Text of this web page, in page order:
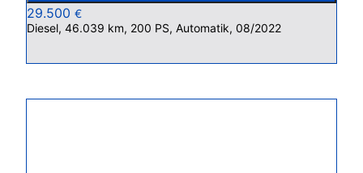
29.500 €
Diesel, 46.039 km, 200 PS, Automatik, 08/2022